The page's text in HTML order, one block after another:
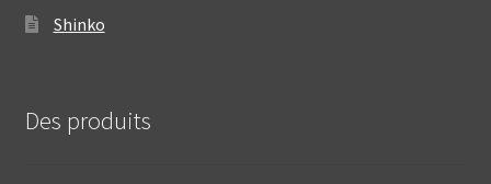
Shinko
Des produits